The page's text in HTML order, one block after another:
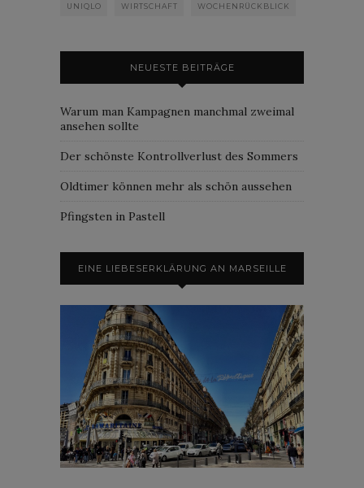
UNIQLO WIRTSCHAFT WOCHENRÜCKBLICK
NEUESTE BEITRÄGE
Warum man Kampagnen manchmal zweimal
ansehen sollte
Der schönste Kontrollverlust des Sommers
Oldtimer können mehr als schön aussehen
Pfingsten in Pastell
EINE LIEBESERKLÄRUNG AN MARSEILLE